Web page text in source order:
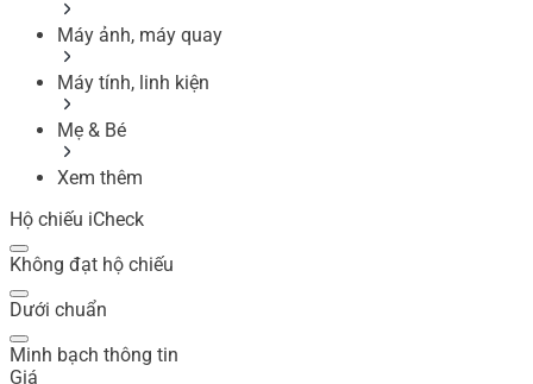
Máy ảnh, máy quay
Máy tính, linh kiện
Mẹ & Bé
Xem thêm
Hộ chiếu iCheck
Không đạt hộ chiếu
Dưới chuẩn
Minh bạch thông tin
Giá